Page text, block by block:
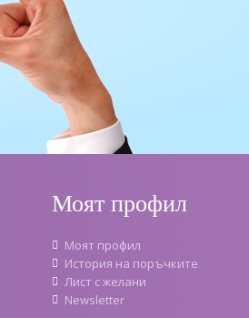
Моят профил
Моят профил
История на поръчките
Лист с желани
Newsletter